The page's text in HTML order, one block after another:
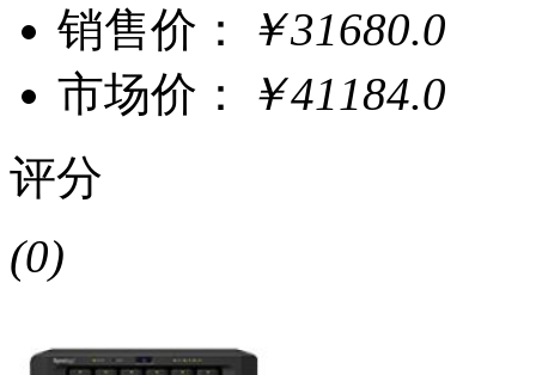
销售价：
￥31680.0
市场价：
￥41184.0
评分
(0)